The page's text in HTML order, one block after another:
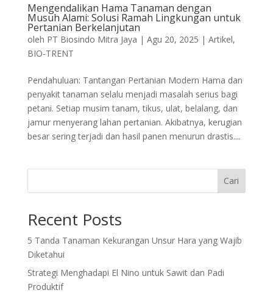
Mengendalikan Hama Tanaman dengan
Musuh Alami: Solusi Ramah Lingkungan untuk
Pertanian Berkelanjutan
oleh PT Biosindo Mitra Jaya | Agu 20, 2025 | Artikel,
BIO-TRENT
Pendahuluan: Tantangan Pertanian Modern Hama dan
penyakit tanaman selalu menjadi masalah serius bagi
petani. Setiap musim tanam, tikus, ulat, belalang, dan
jamur menyerang lahan pertanian. Akibatnya, kerugian
besar sering terjadi dan hasil panen menurun drastis....
Cari
Recent Posts
5 Tanda Tanaman Kekurangan Unsur Hara yang Wajib
Diketahui
Strategi Menghadapi El Nino untuk Sawit dan Padi
Produktif